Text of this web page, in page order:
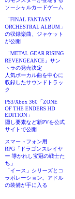
ソーシャルカードゲーム
「FINAL FANTASY
ORCHESTRAL ALBUM」
の収録楽曲、ジャケット
が公開
「METAL GEAR RISING
REVENGEANCE」サン
トラの発売決定
人気ボーカル曲を中心に
収録したサウンドトラッ
ク
PS3/Xbox 360「ZONE
OF THE ENDERS HD
EDITION」
隠し要素など新PVを公式
サイトで公開
スマートフォン用
RPG「ドラゴンスレイヤ
ー 導かれし宝冠の戦士た
ち」
「イース」シリーズとコ
ラボレーション。アドル
の装備が手に入る